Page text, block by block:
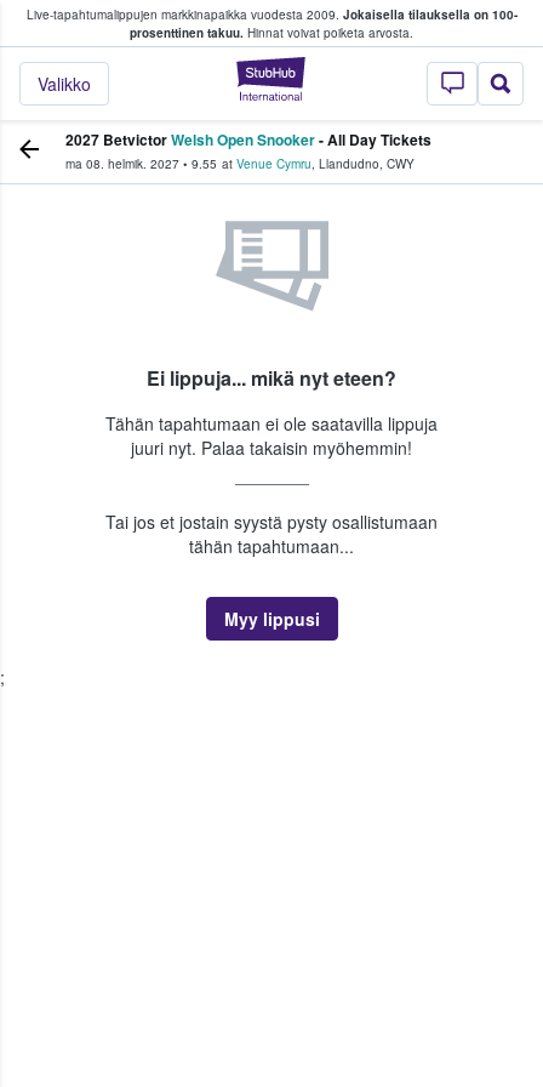
Live-tapahtumalippujen markkinapaikka vuodesta 2009. Jokaisella tilauksella on 100-
prosenttinen takuu. Hinnat voivat poiketa arvosta.
StubHub -
Valikko
fanit ostavat ja myyvät lippuja
2027 BetvictorWelsh Open Snooker- All Day Tickets
ma 08. helmik. 2027 • 9.55 at Venue Cymru, Llandudno, CWY
Ei lippuja... mikä nyt eteen?
Tähän tapahtumaan ei ole saatavilla lippuja
juuri nyt. Palaa takaisin myöhemmin!
Tai jos et jostain syystä pysty osallistumaan
tähän tapahtumaan...
Myy lippusi
;